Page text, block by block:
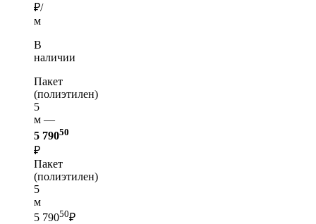
₽/
м
В
наличии
Пакет
(полиэтилен)
5
м —
5 79050
₽
Пакет
(полиэтилен)
5
м
5 79050₽